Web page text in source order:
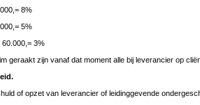
8%
5%
3%
geraakt zijn vanaf dat moment alle bij leverancier op
of opzet van leverancier of leidinggevende